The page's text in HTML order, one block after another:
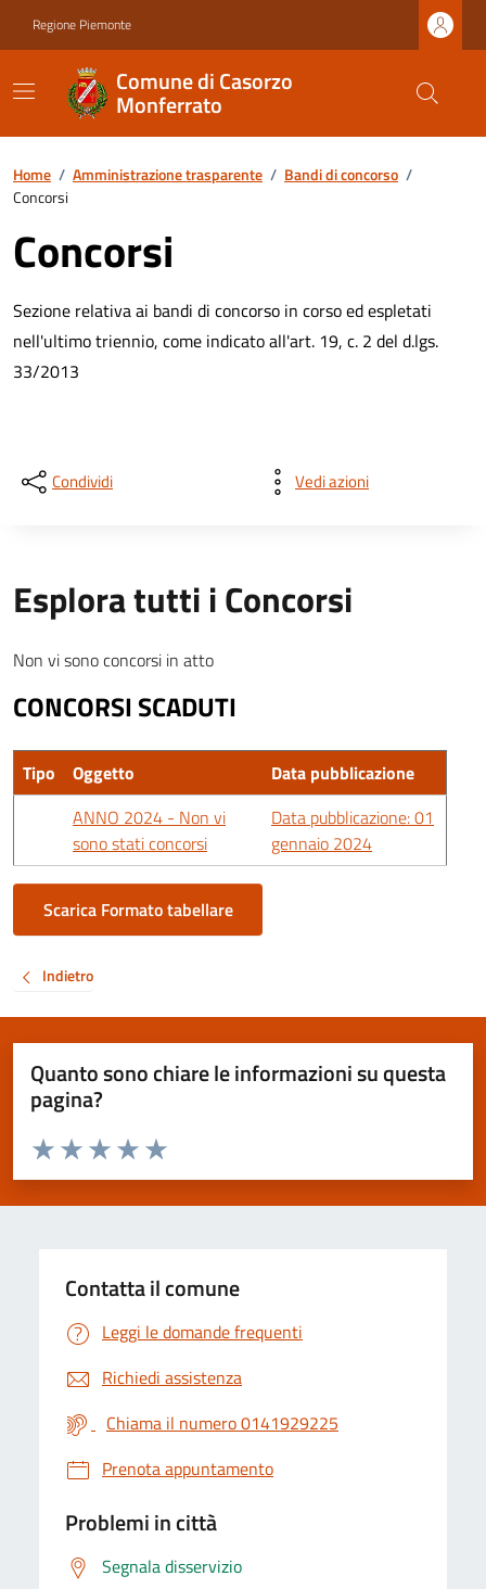
Regione Piemonte
Comune di Casorzo
Monferrato
Home / Amministrazione trasparente / Bandi di concorso /
Concorsi
Concorsi
Sezione relativa ai bandi di concorso in corso ed espletati
nell'ultimo triennio, come indicato all'art. 19, c. 2 del d.lgs.
33/2013
Condividi Vedi azioni
Esplora tutti i Concorsi
Non vi sono concorsi in atto
CONCORSI SCADUTI
Tipo Oggetto
Data pubblicazione
ANNO 2024 - Non vi
sono stati concorsi
Data pubblicazione: 01
gennaio 2024
Scarica Formato tabellare
Indietro
Quanto sono chiare le informazioni su questa
pagina?
Valuta da 1 a 5 stelle la pagina
Valuta 5 stelle su 5
Valuta 4 stelle su 5
Valuta 3 stelle su 5
Valuta 2 stelle su 5
Valuta 1 stelle su 5
Contatta il comune
Leggi le domande frequenti
Richiedi assistenza
Chiama il numero 0141929225
Prenota appuntamento
Problemi in città
Segnala disservizio